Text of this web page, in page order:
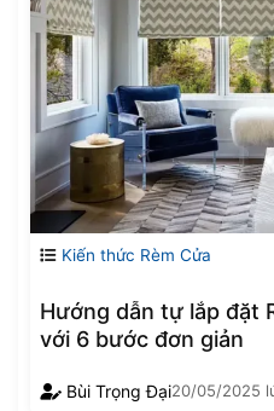
Kiến thức Rèm Cửa
Hướng dẫn tự lắp đặt
với 6 bước đơn giản
Bùi Trọng Đại20/05/2025